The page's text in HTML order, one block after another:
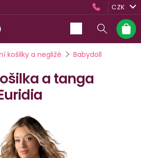
CZK
košík
košilky a negližé Babydoll
a tanga